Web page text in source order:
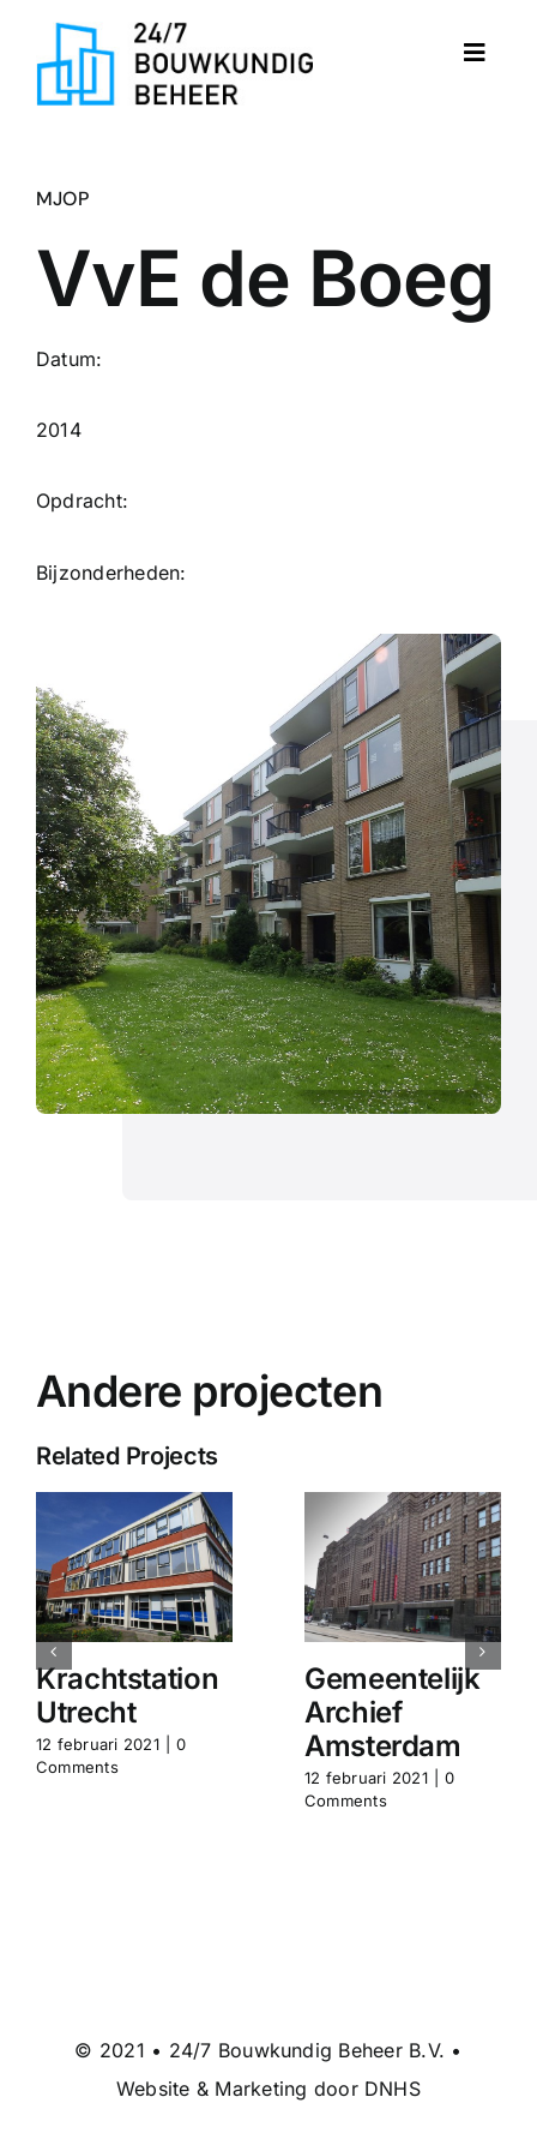
Toggle
Portfolio
MJOP
VvE de Boeg
Datum:
2014
Opdracht:
Bijzonderheden:
Andere projecten
Related Projects
Krachtstation
Utrecht
12 februari 2021
0
Comments
Gemeentelijk
Archief
Amsterdam
12 februari 2021
0
Comments
© 2021 • 24/7 Bouwkundig Beheer B.V. •
Website & Marketing door DNHS